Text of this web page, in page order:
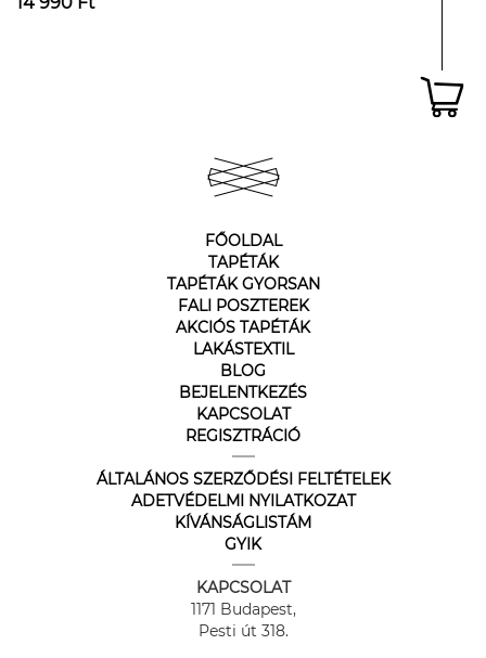
FŐOLDAL
TAPÉTÁK
TAPÉTÁK GYORSAN
FALI POSZTEREK
AKCIÓS TAPÉTÁK
LAKÁSTEXTIL
BLOG
BEJELENTKEZÉS
KAPCSOLAT
REGISZTRÁCIÓ
ÁLTALÁNOS SZERZŐDÉSI FELTÉTELEK
ADETVÉDELMI NYILATKOZAT
KÍVÁNSÁGLISTÁM
GYIK
KAPCSOLAT
1171 Budapest,
Pesti út 318.